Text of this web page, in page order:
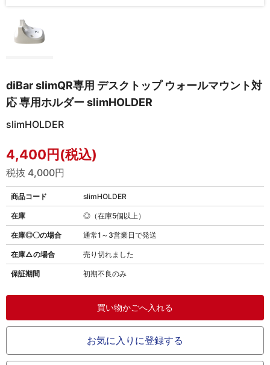
diBar slimQR専用 デスクトップ ウォールマウント対
応 専用ホルダー slimHOLDER
slimHOLDER
4,400円(税込)
税抜 4,000円
商品コード slimHOLDER
在庫◎〇の場合 通常1～3営業日で発送
在庫△の場合 売り切れました
保証期間 初期不良のみ
在庫 ◎（在庫5個以上）
お気に入りに登録する